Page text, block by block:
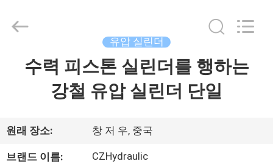
품
CHANGZHOU
HYDRAULIC
유압 실린더
수력 피스톤 실린더를 행하는
강철 유압 실린더 단일
원래 장소: 창 저 우, 중국
브랜드 이름: CZHydraulic